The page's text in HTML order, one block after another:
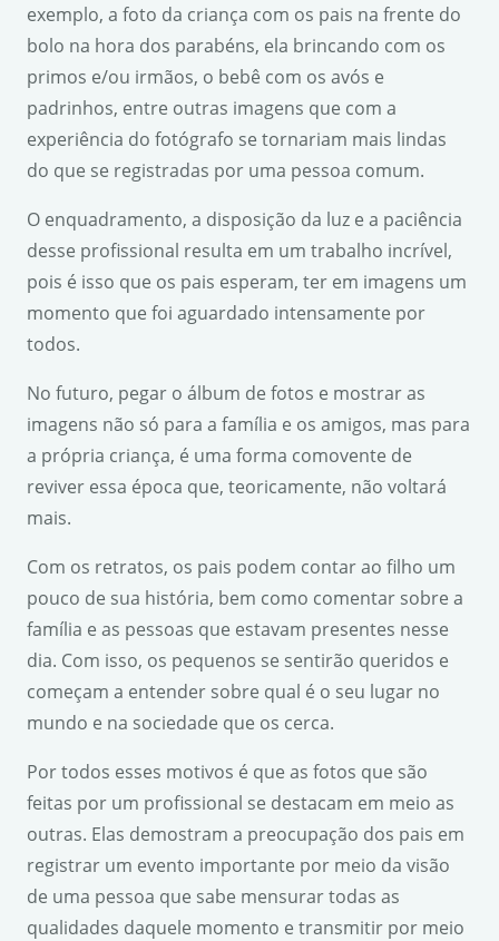
exemplo, a foto da criança com os pais na frente do
bolo na hora dos parabéns, ela brincando com os
primos e/ou irmãos, o bebê com os avós e
padrinhos, entre outras imagens que com a
experiência do fotógrafo se tornariam mais lindas
do que se registradas por uma pessoa comum.
O enquadramento, a disposição da luz e a paciência
desse profissional resulta em um trabalho incrível,
pois é isso que os pais esperam, ter em imagens um
momento que foi aguardado intensamente por
todos.
No futuro, pegar o álbum de fotos e mostrar as
imagens não só para a família e os amigos, mas para
a própria criança, é uma forma comovente de
reviver essa época que, teoricamente, não voltará
mais.
Com os retratos, os pais podem contar ao filho um
pouco de sua história, bem como comentar sobre a
família e as pessoas que estavam presentes nesse
dia. Com isso, os pequenos se sentirão queridos e
começam a entender sobre qual é o seu lugar no
mundo e na sociedade que os cerca.
Por todos esses motivos é que as fotos que são
feitas por um profissional se destacam em meio as
outras. Elas demostram a preocupação dos pais em
registrar um evento importante por meio da visão
de uma pessoa que sabe mensurar todas as
qualidades daquele momento e transmitir por meio